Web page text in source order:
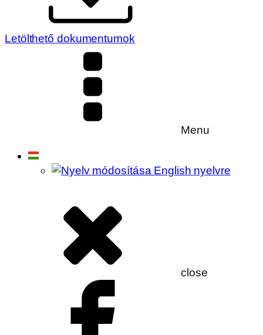
Letölthető dokumentumok
Menu
close